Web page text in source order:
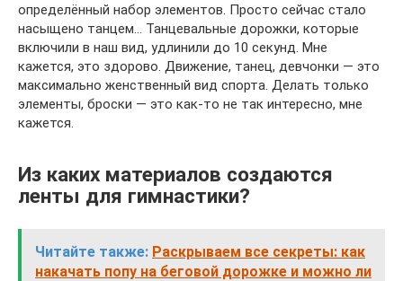
определённый набор элементов. Просто сейчас стало
насыщено танцем… Танцевальные дорожки, которые
включили в наш вид, удлинили до 10 секунд. Мне
кажется, это здорово. Движение, танец, девчонки — это
максимально женственный вид спорта. Делать только
элементы, броски — это как-то не так интересно, мне
кажется.
Из каких материалов создаются
ленты для гимнастики?
Читайте также: Раскрываем все секреты: как
накачать попу на беговой дорожке и можно ли